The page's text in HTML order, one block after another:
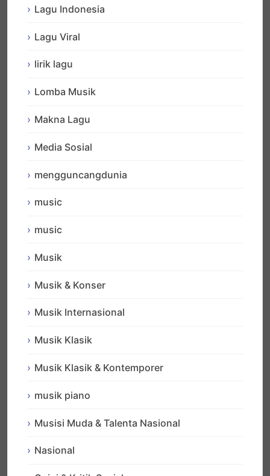
Lagu Indonesia
Lagu Viral
lirik lagu
Lomba Musik
Makna Lagu
Media Sosial
mengguncangdunia
music
music
Musik
Musik & Konser
Musik Internasional
Musik Klasik
Musik Klasik & Kontemporer
musik piano
Musisi Muda & Talenta Nasional
Nasional